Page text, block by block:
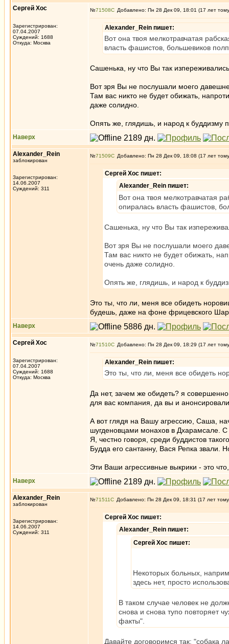
Сергей Хос
Зарегистрирован:
07.04.2007
Суждений: 1688
Откуда: Москва
№71508 Добавлено: Пн 28 Дек 09, 18:01 (17 лет
Alexander_Rein пишет:
Вот она твоя мелкотравчатая
власть фашистов, большевиков
Сашенька, ну что Вы так
Вот зря Вы не послушали моего
Там вас никто не будет обижать,
даже солидно.
Опять же, глядишь, и народ к буддизму
Наверх
Alexander_Rein
заблокирован
Зарегистрирован:
14.06.2007
Суждений: 311
№71509 Добавлено: Пн 28 Дек 09, 18:08 (17 лет
Сергей Хос пишет:
Alexander_Rein пишет:
Вот она твоя мелкотравчатая
опиралась власть фашистов,
Сашенька, ну что Вы так
Вот зря Вы не послушали моего
Там вас никто не будет обижать,
очень даже солидно.
Опять же, глядишь, и народ к
Это ты, что ли, меня все обидеть
будешь, даже на фоне фрицевского
Наверх
Сергей Хос
Зарегистрирован:
07.04.2007
Суждений: 1688
Откуда: Москва
№71510 Добавлено: Пн 28 Дек 09, 18:29 (17 лет
Alexander_Rein пишет:
Это ты, что ли, меня все обидеть
Да нет, зачем же обидеть? я
для вас компания, да вы и
А вот глядя на Вашу агрессию, Саша,
шугденовцами монахов в Дхарамсале. С
Я, честно говоря, среди буддистов
Будда его сантанну, Вася Репка звали.
Эти Ваши агрессивные выкрики - это
Наверх
Alexander_Rein
заблокирован
Зарегистрирован:
14.06.2007
Суждений: 311
№71511 Добавлено: Пн 28 Дек 09, 18:31 (17 лет
Сергей Хос пишет:
Alexander_Rein пишет:
Сергей Хос пишет:
Некоторых больных,
здесь нет, просто
В таком случае человек не
снова и снова тупо повторяет
факты".
Давайте договоримся так: "собака